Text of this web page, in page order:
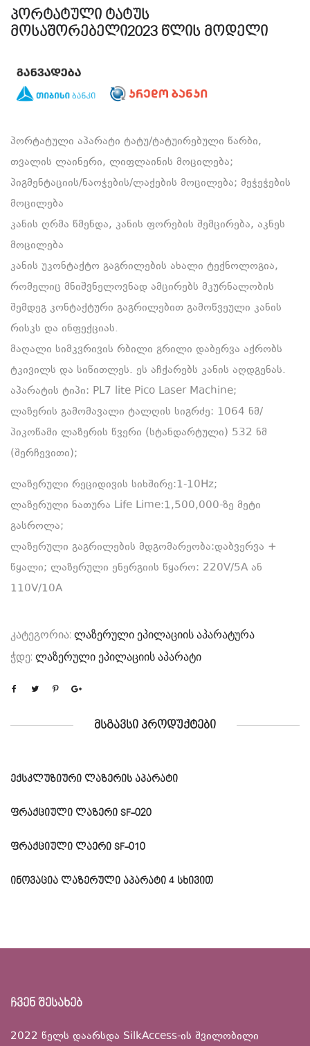
პორტატული ტატუს
მოსაშორებელი2023 წლის მოდელი
პორტატული აპარატი ტატუ/ტატუირებული წარბი,
თვალის ლაინერი, ლიფლაინის მოცილება;
პიგმენტაციის/ნაოჭების/ლაქების მოცილება; მეჭეჭების
მოცილება
კანის ღრმა წმენდა, კანის ფორების შემცირება, აკნეს
მოცილება
კანის უკონტაქტო გაგრილების ახალი ტექნოლოგია,
რომელიც მნიშვნელოვნად ამცირებს მკურნალობის
შემდეგ კონტაქტური გაგრილებით გამოწვეული კანის
რისკს და ინფექციას.
მაღალი სიმკვრივის რბილი გრილი დაბერვა აქრობს
ტკივილს და სიწითლეს. ეს აჩქარებს კანის აღდგენას.
აპარატის ტიპი: PL7 lite Pico Laser Machine;
ლაზერის გამომავალი ტალღის სიგრძე: 1064 ნმ/
პიკოწამი ლაზერის წვერი (სტანდარტული) 532 ნმ
(შერჩევითი);
ლაზერული რეციდივის სიხშირე:1-10Hz;
ლაზერული ნათურა Life Lime:1,500,000-ზე მეტი
გასროლა;
ლაზერული გაგრილების მდგომარეობა:დაბვერვა +
წყალი; ლაზერული ენერგიის წყარო: 220V/5A ან
110V/10A
კატეგორია: ლაზერული ეპილაციის აპარატურა
ჭდე: ლაზერული ეპილაციის აპარატი
ᲛᲡᲒᲐᲕᲡᲘ ᲞᲠᲝᲓᲣᲥᲢᲔᲑᲘ
ექსკლუზიური ლაზერის აპარატი
ფრაქციული ლაზერი SF-020
ფრაქციული ლაერი SF-010
ინოვაცია ლაზერული აპარატი 4 სხივით
ჩვენ შესახებ
2022 წელს დაარსდა SilkAccess-ის შვილობილი